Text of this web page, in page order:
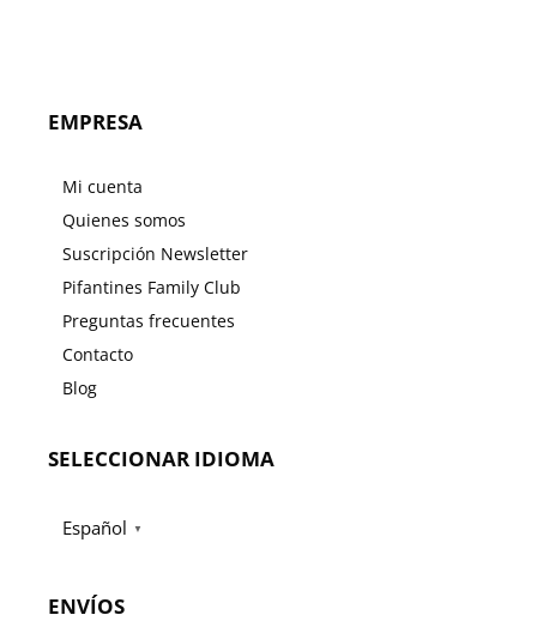
EMPRESA
Mi cuenta
Quienes somos
Suscripción Newsletter
Pifantines Family Club
Preguntas frecuentes
Contacto
Blog
SELECCIONAR IDIOMA
Español ▼
ENVÍOS